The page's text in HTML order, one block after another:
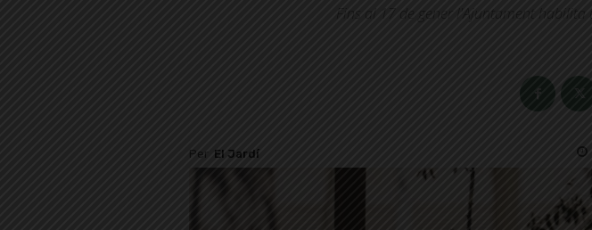
Fins al 17 de gener l'Ajuntament
Per El Jardí